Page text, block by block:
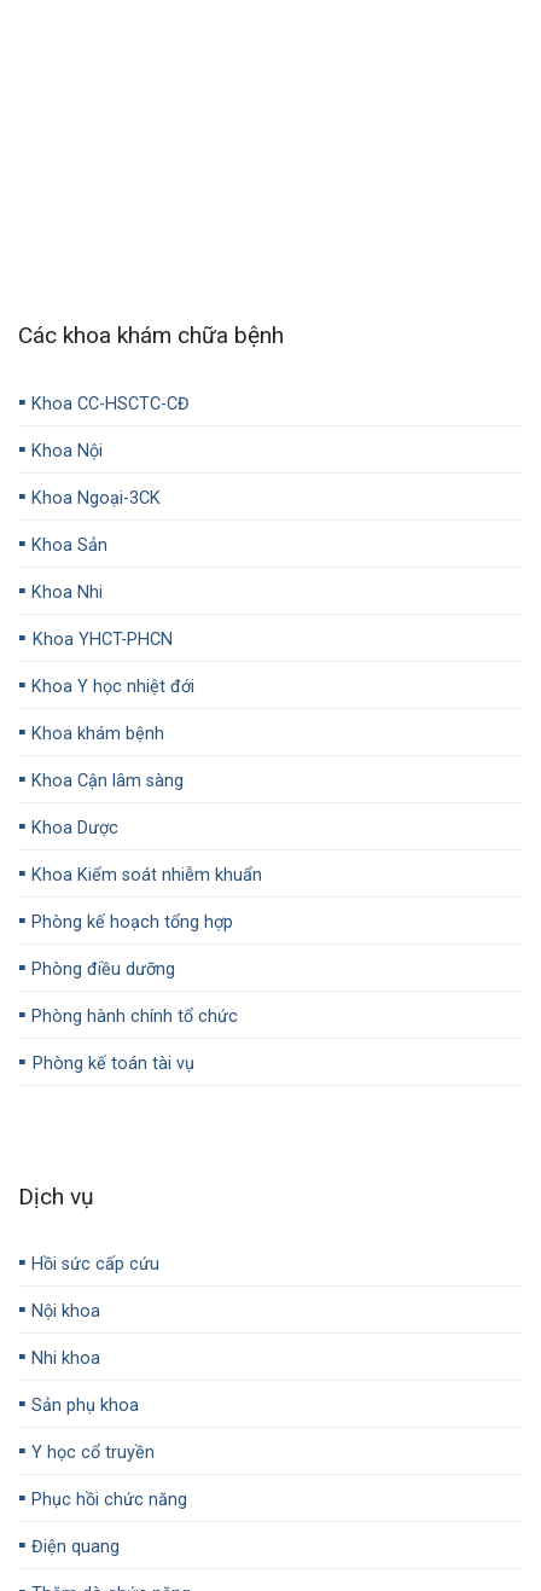
Các khoa khám chữa bệnh
▪️ Khoa CC-HSCTC-CĐ
▪️ Khoa Nội
▪️ Khoa Ngoại-3CK
▪️ Khoa Sản
▪️ Khoa Nhi
▪️ Khoa YHCT-PHCN
▪️ Khoa Y học nhiệt đới
▪️ Khoa khám bệnh
▪️ Khoa Cận lâm sàng
▪️ Khoa Dược
▪️ Khoa Kiểm soát nhiễm khuẩn
▪️ Phòng kế hoạch tổng hợp
▪️ Phòng điều dưỡng
▪️ Phòng hành chính tổ chức
▪️ Phòng kế toán tài vụ
Dịch vụ
▪️ Hồi sức cấp cứu
▪️ Nội khoa
▪️ Nhi khoa
▪️ Sản phụ khoa
▪️ Y học cổ truyền
▪️ Phục hồi chức năng
▪️ Điện quang